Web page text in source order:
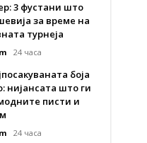
3 фустани што
за време на
турнеја
24 часа
боја
нијансата што ги
писти и
24 часа